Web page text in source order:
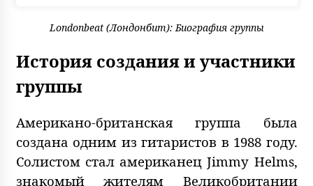
Londonbeat (Лондонбит): Биография группы
История создания и участники
группы
Американо-британская группа была
создана одним из гитаристов в 1988 году.
Солистом стал американец Jimmy Helms,
знакомый жителям Великобритании